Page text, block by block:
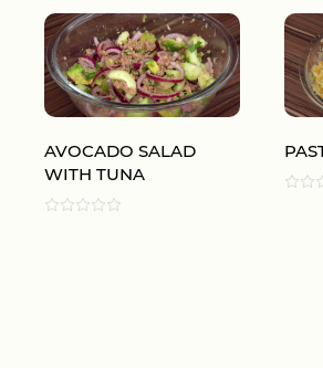
AVOCADO SALAD
WITH TUNA